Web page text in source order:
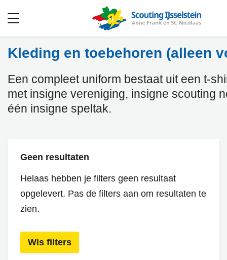
Open
Kleding en toebehoren (alleen
Een compleet uniform bestaat uit een t-
met insigne vereniging, insigne scouting
één insigne speltak.
Geen resultaten
Helaas hebben je filters geen resultaat
opgelevert. Pas de filters aan om resultaten te
zien.
Wis filters